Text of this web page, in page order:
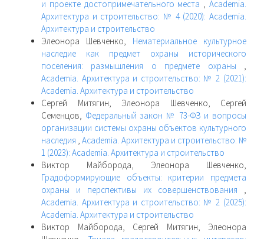
и проекте достопримечательного места ,Academia.
Архитектура и строительство: № 4 (2020): Academia.
Архитектура и строительство
Элеонора Шевченко, Нематериальное культурное
наследие как предмет охраны исторического
поселения: размышления о предмете охраны ,
Academia. Архитектура и строительство: № 2 (2021):
Academia. Архитектура и строительство
Сергей Митягин, Элеонора Шевченко, Сергей
Семенцов, Федеральный закон № 73-ФЗ и вопросы
организации системы охраны объектов культурного
наследия ,Academia. Архитектура и строительство: №
1 (2023): Academia. Архитектура и строительство
Виктор Майборода, Элеонора Шевченко,
Градоформирующие объекты: критерии предмета
охраны и перспективы их совершенствования ,
Academia. Архитектура и строительство: № 2 (2025):
Academia. Архитектура и строительство
Виктор Майборода, Сергей Митягин, Элеонора